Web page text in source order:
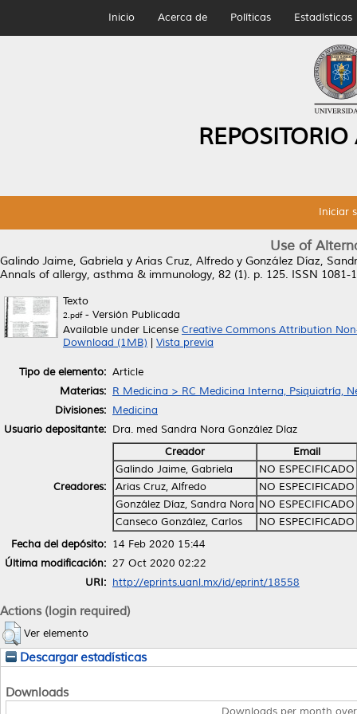
Inicio Acerca de Políticas Estadísticas
Iniciar
Use of
Galindo Jaime, Gabriela y Arias Cruz, Alfredo y González Díaz,
Annals of allergy, asthma & immunology, 82 (1). p. 125. ISSN 1081-
Texto
2.pdf- Versión Publicada
Available under License Creative Commons Attribution
Download (1MB)
Vista previa
Tipo de elemento: Article
Materias: R Medicina > RC Medicina Interna, Psiquiatría,
Divisiones: Medicina
Usuario depositante: Dra. med Sandra Nora González Díaz
Creadores:
Creador
Email
Galindo Jaime, Gabriela
NO ESPECIFICADO
Arias Cruz, Alfredo
NO ESPECIFICADO
González Díaz, Sandra Nora NO ESPECIFICADO
Canseco González, Carlos
NO ESPECIFICADO
Fecha del depósito: 14 Feb 2020 15:44
Última modificación: 27 Oct 2020 02:22
URI: http://eprints.uanl.mx/id/eprint/18558
Actions (login required)
Ver elemento
Descargar estadísticas
Downloads
Downloads per month